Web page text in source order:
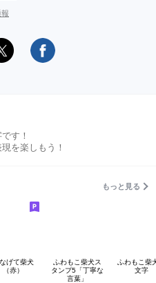
す！
を楽しもう！
もっと見る
げて柴犬
（赤）
ふわもこ柴犬ス
タンプ5「丁寧な
言葉」
ふわもこ柴
文字